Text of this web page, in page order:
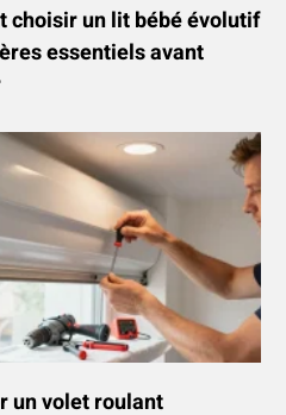
choisir un lit bébé évolutif
essentiels avant
un volet roulant